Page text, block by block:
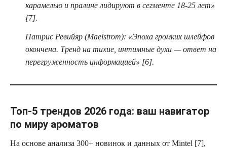
карамелью и пралине лидируют в сегменте 18-25 лет»
[7].
Патрис Ревийяр (Maelstrom): «Эпоха громких шлейфов
окончена. Тренд на тихие, интимные духи — ответ на
перегруженность информацией» [6].
Топ-5 трендов 2026 года: ваш навигатор
по миру ароматов
На основе анализа 300+ новинок и данных от Mintel [7],